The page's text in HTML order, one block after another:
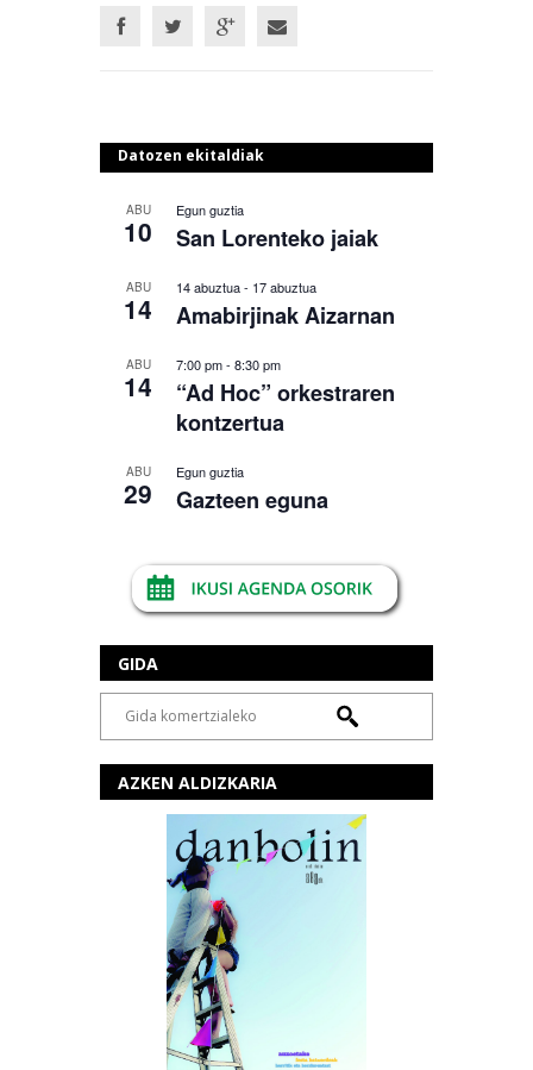
Datozen ekitaldiak
ABU
10
Egun guztia
San Lorenteko jaiak
ABU
14
14 abuztua- 17 abuztua
Amabirjinak Aizarnan
ABU
14
7:00 pm- 8:30 pm
“Ad Hoc” orkestraren
kontzertua
ABU
29
Egun guztia
Gazteen eguna
GIDA
AZKEN ALDIZKARIA